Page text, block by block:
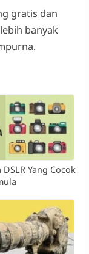
gratis dan
banyak
DSLR Yang Cocok